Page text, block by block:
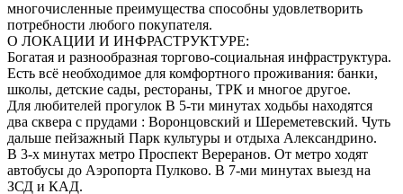
многочисленные преимущества способны удовлетворить
потребности любого покупателя.
О ЛОКАЦИИ И ИНФРАСТРУКТУРЕ:
Богатая и разнообразная торгово-социальная инфраструктура.
Есть всё необходимое для комфортного проживания: банки,
школы, детские сады, рестораны, ТРК и многое другое.
Для любителей прогулок В 5-ти минутах ходьбы находятся
два сквера с прудами : Воронцовский и Шереметевский. Чуть
дальше пейзажный Парк культуры и отдыха Александрино.
В 3-х минутах метро Проспект Вереранов. От метро ходят
автобусы до Аэропорта Пулково. В 7-ми минутах выезд на
ЗСД и КАД.